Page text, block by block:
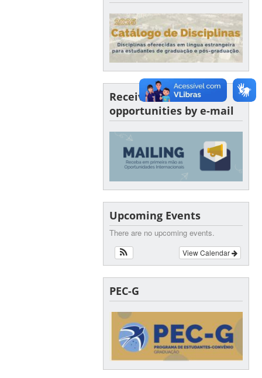
Receive SINTER
opportunities by e-mail
Upcoming Events
There are no upcoming events.
View Calendar
PEC-G